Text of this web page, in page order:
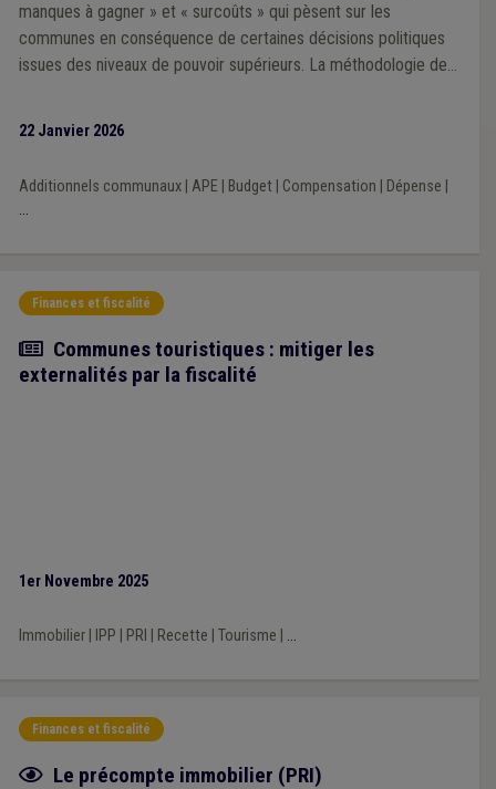
manques à gagner » et « surcoûts » qui pèsent sur les
communes en conséquence de certaines décisions politiques
issues des niveaux de pouvoir supérieurs. La méthodologie de
22 Janvier 2026
Additionnels communaux| APE Budget| Compensation Dépense
...
Finances et fiscalité
Article
Communes touristiques : mitiger les
externalités par la fiscalité
1er Novembre 2025
Immobilier| IPP PRI Recette Tourisme ...
Finances et fiscalité
Fiche focus
Le précompte immobilier (PRI)